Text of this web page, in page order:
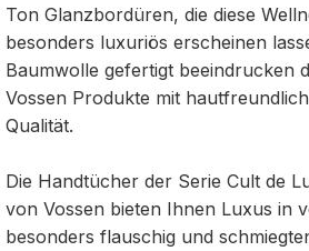
Ton Glanzbordüren, die diese
besonders luxuriös erscheinen
Baumwolle gefertigt beeindrucken
Vossen Produkte mit
Qualität.
Die Handtücher der Serie Cult de
von Vossen bieten Ihnen Luxus in
besonders flauschig und